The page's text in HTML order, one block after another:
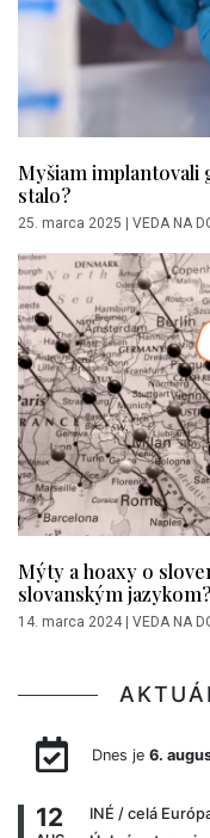
Myšiam implantovali
stalo?
25. marca 2025 VEDA NA
Mýty a hoaxy o
slovanským jazykom?
14. marca 2024 | VEDA NA
Dnes je 6.
12 INÉ / celá